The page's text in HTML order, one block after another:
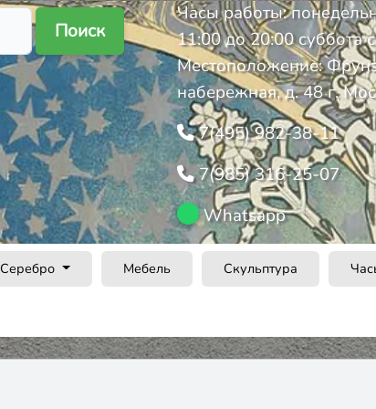
Поиск
Часы работы:
11:00 до 20:00 суббота
Местоположение:
набережная, д. 48 г.
7(495) 982-38-11
7(985) 316-25-07
Whatsapp
Серебро Мебель Скульптура